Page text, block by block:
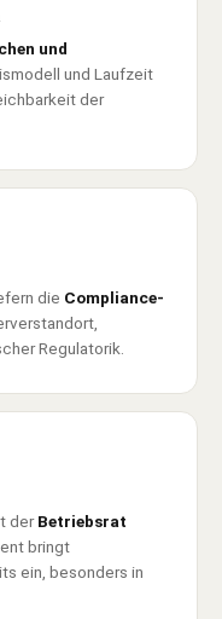
und
und Laufzeit
der
die Compliance-
Regulatorik.
derBetriebsrat
bringt
ein, besonders in